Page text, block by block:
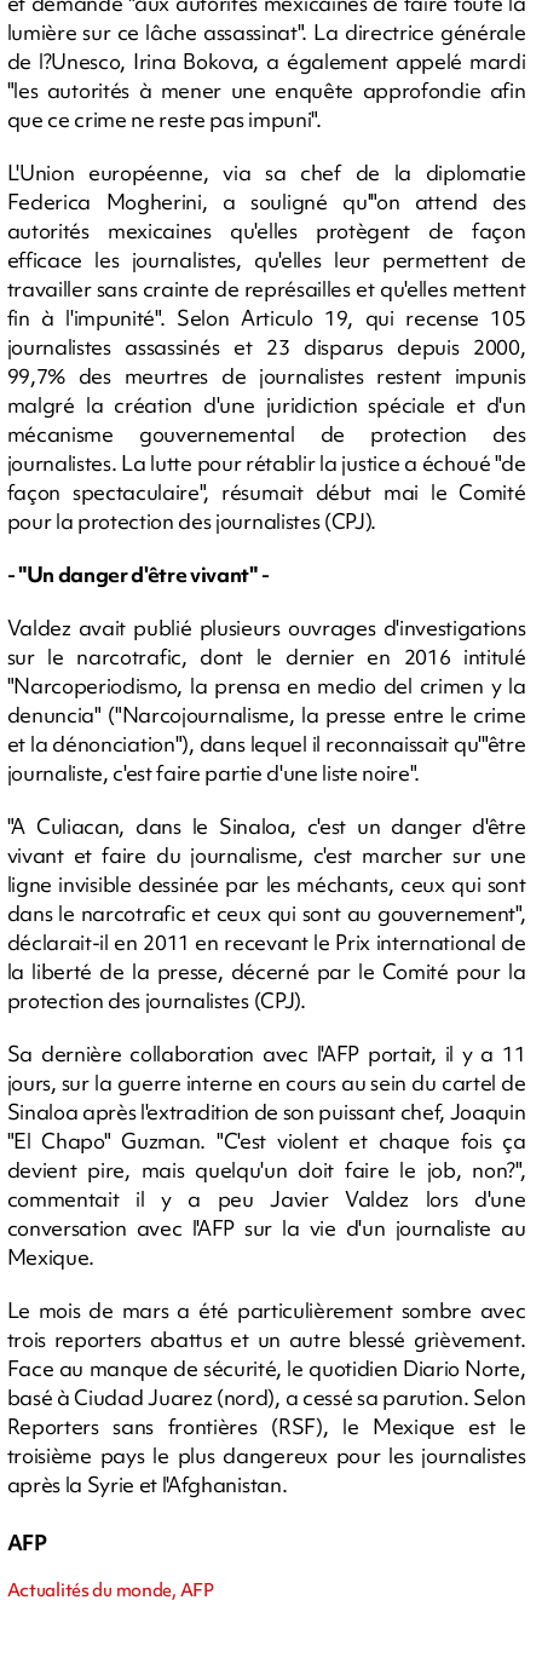
lumière sur ce lâche assassinat". La directrice générale
de l?Unesco, Irina Bokova, a également appelé mardi
"les autorités à mener une enquête approfondie afin
que ce crime ne reste pas impuni".
L'Union européenne, via sa chef de la diplomatie
Federica Mogherini, a souligné qu'"on attend des
autorités mexicaines qu'elles protègent de façon
efficace les journalistes, qu'elles leur permettent de
travailler sans crainte de représailles et qu'elles mettent
fin à l'impunité". Selon Articulo 19, qui recense 105
journalistes assassinés et 23 disparus depuis 2000,
99,7% des meurtres de journalistes restent impunis
malgré la création d'une juridiction spéciale et d'un
mécanisme gouvernemental de protection des
journalistes. La lutte pour rétablir la justice a échoué "de
façon spectaculaire", résumait début mai le Comité
pour la protection des journalistes (CPJ).
- "Un danger d'être vivant" -
Valdez avait publié plusieurs ouvrages d'investigations
sur le narcotrafic, dont le dernier en 2016 intitulé
"Narcoperiodismo, la prensa en medio del crimen y la
denuncia" ("Narcojournalisme, la presse entre le crime
et la dénonciation"), dans lequel il reconnaissait qu'"être
journaliste, c'est faire partie d'une liste noire".
"A Culiacan, dans le Sinaloa, c'est un danger d'être
vivant et faire du journalisme, c'est marcher sur une
ligne invisible dessinée par les méchants, ceux qui sont
dans le narcotrafic et ceux qui sont au gouvernement",
déclarait-il en 2011 en recevant le Prix international de
la liberté de la presse, décerné par le Comité pour la
protection des journalistes (CPJ).
Sa dernière collaboration avec l'AFP portait, il y a 11
jours, sur la guerre interne en cours au sein du cartel de
Sinaloa après l'extradition de son puissant chef, Joaquin
"El Chapo" Guzman. "C'est violent et chaque fois ça
devient pire, mais quelqu'un doit faire le job, non?",
commentait il y a peu Javier Valdez lors d'une
conversation avec l'AFP sur la vie d'un journaliste au
Mexique.
Le mois de mars a été particulièrement sombre avec
trois reporters abattus et un autre blessé grièvement.
Face au manque de sécurité, le quotidien Diario Norte,
basé à Ciudad Juarez (nord), a cessé sa parution. Selon
Reporters sans frontières (RSF), le Mexique est le
troisième pays le plus dangereux pour les journalistes
après la Syrie et l'Afghanistan.
AFP
Actualités du monde, AFP